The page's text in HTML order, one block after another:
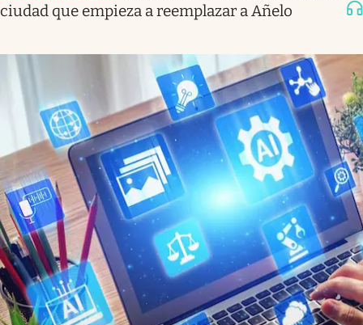
ciudad que empieza a reemplazar a Añelo